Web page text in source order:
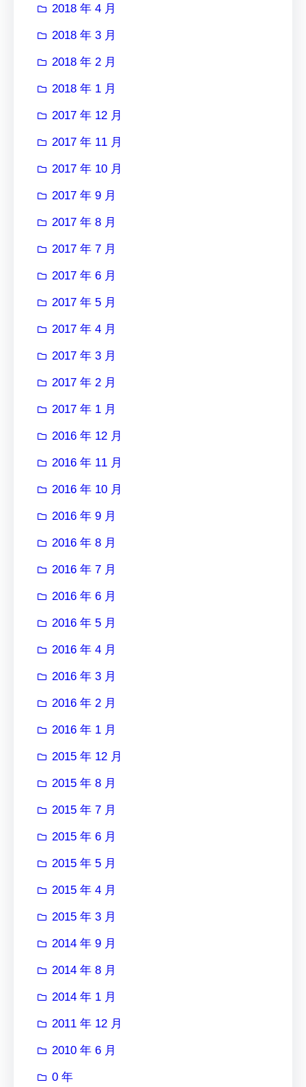
2018 年 4 月
2018 年 3 月
2018 年 2 月
2018 年 1 月
2017 年 12 月
2017 年 11 月
2017 年 10 月
2017 年 9 月
2017 年 8 月
2017 年 7 月
2017 年 6 月
2017 年 5 月
2017 年 4 月
2017 年 3 月
2017 年 2 月
2017 年 1 月
2016 年 12 月
2016 年 11 月
2016 年 10 月
2016 年 9 月
2016 年 8 月
2016 年 7 月
2016 年 6 月
2016 年 5 月
2016 年 4 月
2016 年 3 月
2016 年 2 月
2016 年 1 月
2015 年 12 月
2015 年 8 月
2015 年 7 月
2015 年 6 月
2015 年 5 月
2015 年 4 月
2015 年 3 月
2014 年 9 月
2014 年 8 月
2014 年 1 月
2011 年 12 月
2010 年 6 月
0 年